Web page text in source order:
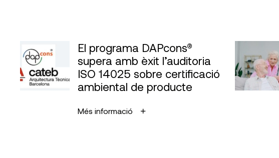
El programa DAPcons®
supera amb èxit l’auditoria
ISO 14025 sobre certificació
ambiental de producte
Més informació